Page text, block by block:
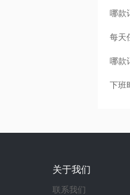
每天
下班
关于我们
联系我们